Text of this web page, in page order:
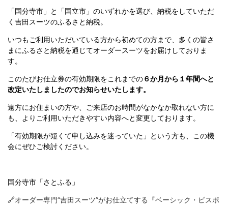
「国分寺市」と「国立市」のいずれかを選び、納税をしていただ
く吉田スーツのふるさと納税。
いつもご利用いただいている方から初めての方まで、多くの皆さ
まにふるさと納税を通じてオーダースーツをお届けしておりま
す。
このたびお仕立券の有効期限をこれまでの６か月から１年間へと
改定いたしましたのでお知らせいたします。
遠方にお住まいの方や、ご来店のお時間がなかなか取れない方に
も、よりご利用いただきやすい内容へと変更しております。
「有効期限が短くて申し込みを迷っていた」という方も、この機
会にぜひご検討ください。
国分寺市「さとふる」
🔗オーダー専門“吉田スーツ”がお仕立てする『ベーシック・ビスポ